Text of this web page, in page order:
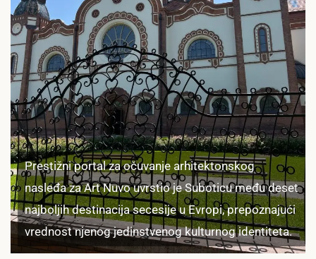
Prestižni portal za očuvanje arhitektonskog
nasleđa za Art Nuvo uvrstio je Suboticu među deset
najboljih destinacija secesije u Evropi, prepoznajući
vrednost njenog jedinstvenog kulturnog identiteta.